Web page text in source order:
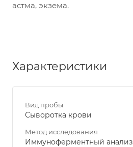
астма, экзема.
Характеристики
Вид пробы
Сыворотка крови
Метод исследования
Иммуноферментный анализ